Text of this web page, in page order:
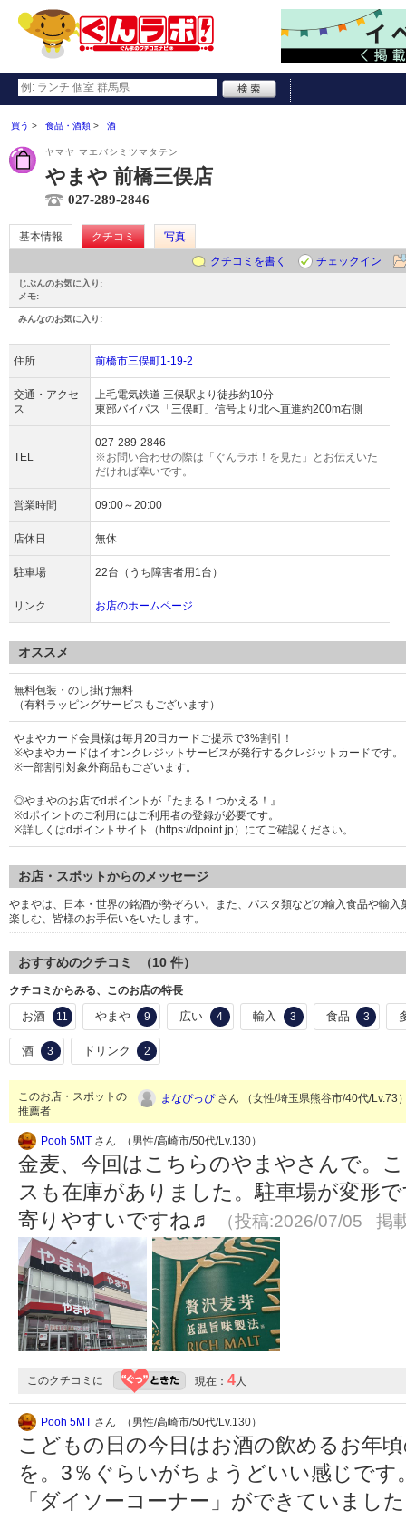
買う 食品・酒類 酒
ヤマヤ マエバシミツマタテン
やまや 前橋三俣店
027-289-2846
基本情報 クチコミ
写真
クチコミを書く
チェックイン
じぶんのお気に入り:
メモ:
みんなのお気に入り:
住所 前橋市三俣町1-19-2
交通・アクセ
ス
上毛電気鉄道 三俣駅より徒歩約10分
東部バイパス「三俣町」信号より北へ直進約200m右側
TEL
027-289-2846
※お問い合わせの際は「ぐんラボ！を見た」とお伝えいた
だければ幸いです。
営業時間 09:00～20:00
店休日 無休
駐車場 22台（うち障害者用1台）
リンク お店のホームページ
オススメ
無料包装・のし掛け無料
（有料ラッピングサービスもございます）
やまやカード会員様は毎月20日カードご提示で3%割引！
※やまやカードはイオンクレジットサービスが発行するクレジットカードです。
※一部割引対象外商品もございます。
◎やまやのお店でdポイントが『たまる！つかえる！』
※dポイントのご利用にはご利用者の登録が必要です。
※詳しくはdポイントサイト（https://dpoint.jp）にてご確認ください。
お店・スポットからのメッセージ
やまやは、日本・世界の銘酒が勢ぞろい。また、パスタ類などの輸入食品や輸
楽しむ、皆様のお手伝いをいたします。
おすすめのクチコミ （10 件）
クチコミからみる、このお店の特長
お酒 11 やまや 9 広い 4 輸入 3 食品 3
酒 3 ドリンク 2
このお店・スポットの
推薦者
まなぴっぴさん （女性/埼玉県熊谷市/40代/Lv.73
Pooh 5MT さん （男性/高崎市/50代/Lv.130）
金麦、今回はこちらのやまやさんで。
スも在庫がありました。駐車場が変形
寄りやすいですね♬
（投稿:2026/07/05 掲
このクチコミに 現在： 4人
Pooh 5MT さん （男性/高崎市/50代/Lv.130）
こどもの日の今日はお酒の飲めるお年
を。3％ぐらいがちょうどいい感じで
「ダイソーコーナー」ができていまし